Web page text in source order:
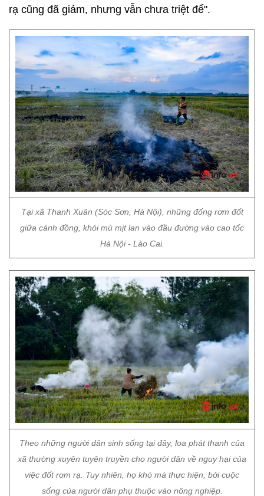
rạ cũng đã giảm, nhưng vẫn chưa triệt để".
Tại xã Thanh Xuân (Sóc Sơn, Hà Nội), những đống rơm đốt
giữa cánh đồng, khói mù mịt lan vào đầu đường vào cao tốc
Hà Nội - Lào Cai.
Theo những người dân sinh sống tại đây, loa phát thanh của
xã thường xuyên tuyên truyền cho người dân về nguy hại của
việc đốt rơm rạ. Tuy nhiên, họ khó mà thực hiện, bởi cuộc
sống của người dân phụ thuộc vào nông nghiệp.